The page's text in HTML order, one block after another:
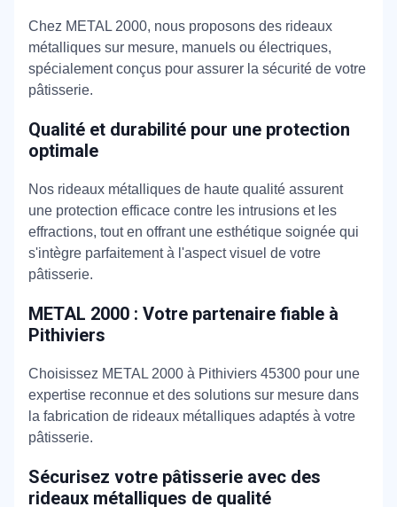
Chez METAL 2000, nous proposons des rideaux
métalliques sur mesure, manuels ou électriques,
spécialement conçus pour assurer la sécurité de votre
pâtisserie.
Qualité et durabilité pour une protection
optimale
Nos rideaux métalliques de haute qualité assurent
une protection efficace contre les intrusions et les
effractions, tout en offrant une esthétique soignée qui
s'intègre parfaitement à l'aspect visuel de votre
pâtisserie.
METAL 2000 : Votre partenaire fiable à
Pithiviers
Choisissez METAL 2000 à Pithiviers 45300 pour une
expertise reconnue et des solutions sur mesure dans
la fabrication de rideaux métalliques adaptés à votre
pâtisserie.
Sécurisez votre pâtisserie avec des
rideaux métalliques de qualité